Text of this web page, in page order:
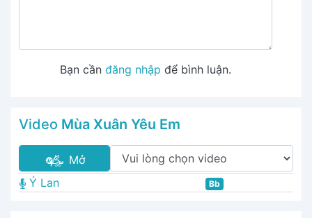
Bạn cần đăng nhập để bình luận.
Video Mùa Xuân Yêu Em
Mở
Ý Lan
Bb